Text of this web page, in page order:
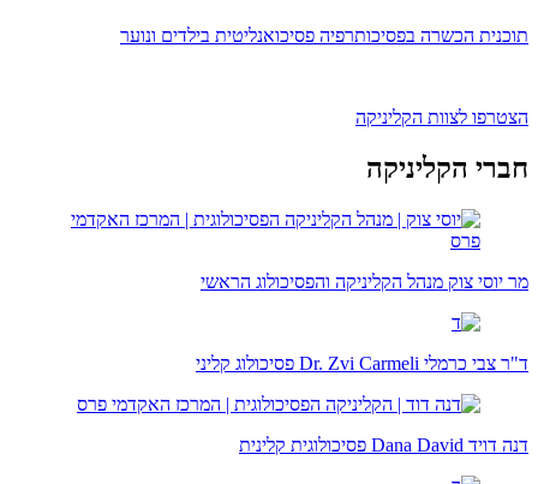
תוכנית הכשרה בפסיכותרפיה פסיכואנליטית בילדים ונוער
הצטרפו לצוות הקליניקה
חברי הקליניקה
מר יוסי צוק מנהל הקליניקה והפסיכולוג הראשי
ד"ר צבי כרמלי Dr. Zvi Carmeli פסיכולוג קליני
דנה דויד Dana David פסיכולוגית קלינית